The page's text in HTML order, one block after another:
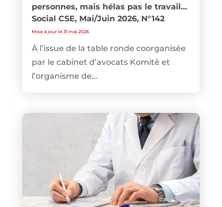
personnes, mais hélas pas le travail…
Social CSE, Mai/Juin 2026, N°142
Mise à jour le 31 mai 2026
À l’issue de la table ronde coorganisée
par le cabinet d’avocats Komitê et
l’organisme de...